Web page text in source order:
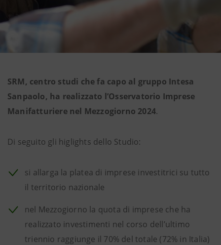
SRM, centro studi che fa capo al gruppo Intesa
Sanpaolo, ha realizzato l’Osservatorio Imprese
Manifatturiere nel Mezzogiorno 2024.
Di seguito gli higlights dello Studio:
si allarga la platea di imprese investitrici su tutto
il territorio nazionale
nel Mezzogiorno la quota di imprese che ha
realizzato investimenti nel corso dell’ultimo
triennio raggiunge il 70% del totale (72% in Italia)